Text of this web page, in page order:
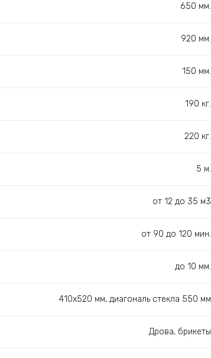
650 мм.
920 мм.
150 мм.
190 кг.
220 кг.
5 м.
от 12 до 35 м3
от 90 до 120 мин.
до 10 мм.
410х520 мм, диагональ стекла 550 мм
Дрова, брикеты